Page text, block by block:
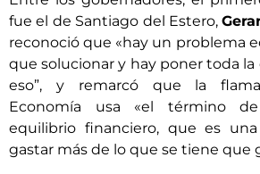
fue el de Santiago del Estero,
reconoció que «hay un problema
que solucionar y hay poner toda
eso”, y remarcó que la
Economía usa «el término
equilibrio financiero, que es
gastar más de lo que se tiene que